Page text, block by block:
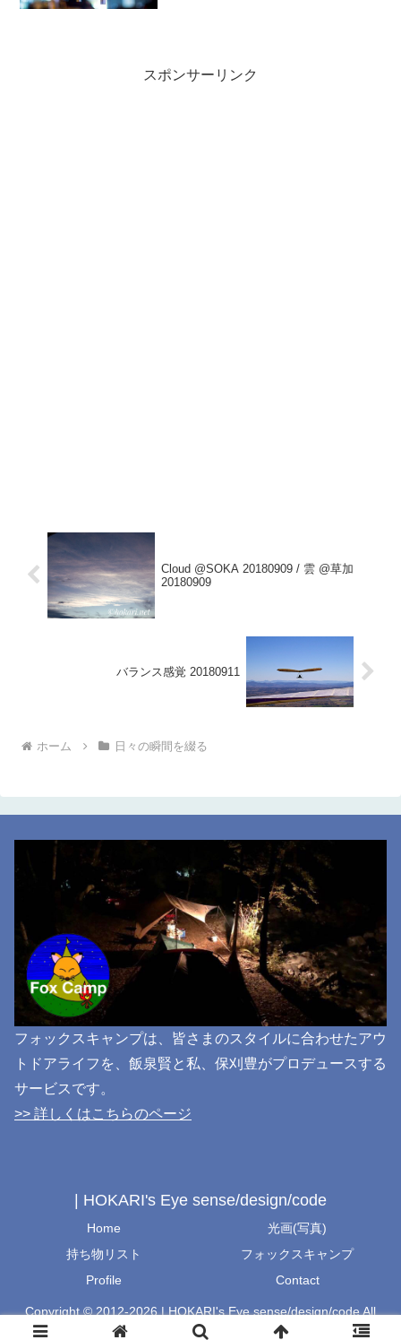
スポンサーリンク
Cloud @SOKA 20180909 / 雲 @草加
20180909
バランス感覚 20180911
ホーム 日々の瞬間を綴る
フォックスキャンプは、皆さまのスタイルに合わせたアウ
トドアライフを、飯泉賢と私、保刈豊がプロデュースする
サービスです。
>> 詳しくはこちらのページ
| HOKARI's Eye sense/design/code
Home
光画(写真)
持ち物リスト
フォックスキャンプ
Profile
Contact
Copyright © 2012-2026 | HOKARI's Eye sense/design/code All
Rights Reserved.